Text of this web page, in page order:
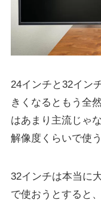
24インチと32イン
きくなるともう全
はあまり主流じゃ
解像度くらいで使
32インチは本当に
で使おうとすると